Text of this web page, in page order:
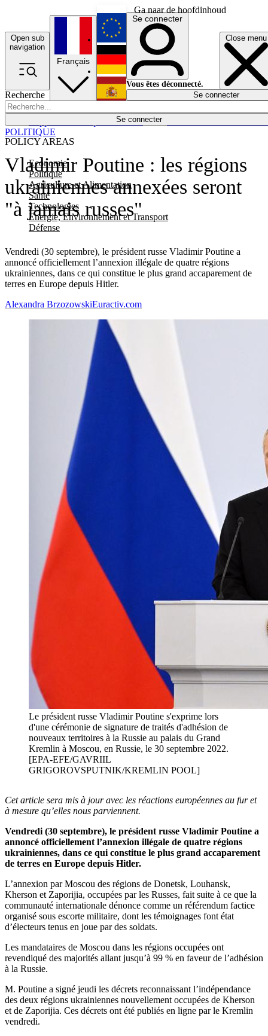
Ga naar de hoofdinhoud
Open sub
navigation
Close menu
Recherche
Se connecter
POLICY AREAS
Economie
Politique
Agriculture et Alimentation
Santé
Technologies
Energie, Environnement et Transport
Défense
Économie
Français
English
Deutsch
Español
Se connecter
Vous êtes déconnecté.
Se connecter
Vladimir Poutine : les régions
ukrainiennes annexées seront
"à jamais russes"
Vendredi (30 septembre), le président russe Vladimir Poutine a
annoncé officiellement l’annexion illégale de quatre régions
ukrainiennes, dans ce qui constitue le plus grand accaparement de
terres en Europe depuis Hitler.
POLITIQUE
Alexandra BrzozowskiEuractiv.com
Le président russe Vladimir Poutine s'exprime lors
d'une cérémonie de signature de traités d'adhésion de
nouveaux territoires à la Russie au palais du Grand
Kremlin à Moscou, en Russie, le 30 septembre 2022.
[EPA-EFE/GAVRIIL
GRIGOROVSPUTNIK/KREMLIN POOL]
Cet article sera mis à jour avec les réactions européennes au fur et
à mesure qu’elles nous parviennent.
Vendredi (30 septembre), le président russe Vladimir Poutine a
annoncé officiellement l’annexion illégale de quatre régions
ukrainiennes, dans ce qui constitue le plus grand accaparement
de terres en Europe depuis Hitler.
L’annexion par Moscou des régions de Donetsk, Louhansk,
Kherson et Zaporijia, occupées par les Russes, fait suite à ce que la
communauté internationale dénonce comme un référendum factice
organisé sous escorte militaire, dont les témoignages font état
d’électeurs tenus en joue par des soldats.
Les mandataires de Moscou dans les régions occupées ont
revendiqué des majorités allant jusqu’à 99 % en faveur de l’adhésion
à la Russie.
M. Poutine a signé jeudi les décrets reconnaissant l’indépendance
des deux régions ukrainiennes nouvellement occupées de Kherson
et de Zaporijia. Ces décrets ont été publiés en ligne par le Kremlin
vendredi.